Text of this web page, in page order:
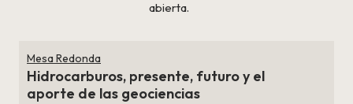
abierta.
Mesa Redonda
Hidrocarburos, presente, futuro y el
aporte de las geociencias